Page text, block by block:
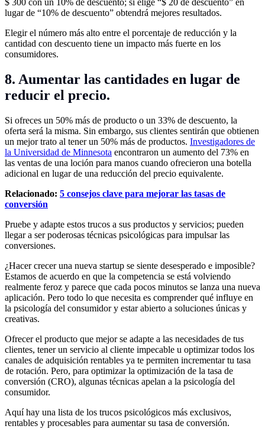
$ 300 con un 10% de descuento; si elige “$ 20 de descuento” en
lugar de “10% de descuento” obtendrá mejores resultados.
Elegir el número más alto entre el porcentaje de reducción y la
cantidad con descuento tiene un impacto más fuerte en los
consumidores.
8. Aumentar las cantidades en lugar de
reducir el precio.
Si ofreces un 50% más de producto o un 33% de descuento, la
oferta será la misma. Sin embargo, sus clientes sentirán que obtienen
un mejor trato al tener un 50% más de productos. Investigadores de
la Universidad de Minnesota encontraron un aumento del 73% en
las ventas de una loción para manos cuando ofrecieron una botella
adicional en lugar de una reducción del precio equivalente.
Relacionado: 5 consejos clave para mejorar las tasas de
conversión
Pruebe y adapte estos trucos a sus productos y servicios; pueden
llegar a ser poderosas técnicas psicológicas para impulsar las
conversiones.
¿Hacer crecer una nueva startup se siente desesperado e imposible?
Estamos de acuerdo en que la competencia se está volviendo
realmente feroz y parece que cada pocos minutos se lanza una nueva
aplicación. Pero todo lo que necesita es comprender qué influye en
la psicología del consumidor y estar abierto a soluciones únicas y
creativas.
Ofrecer el producto que mejor se adapte a las necesidades de tus
clientes, tener un servicio al cliente impecable u optimizar todos los
canales de adquisición rentables ya te permiten incrementar tu tasa
de rotación. Pero, para optimizar la optimización de la tasa de
conversión (CRO), algunas técnicas apelan a la psicología del
consumidor.
Aquí hay una lista de los trucos psicológicos más exclusivos,
rentables y procesables para aumentar su tasa de conversión.